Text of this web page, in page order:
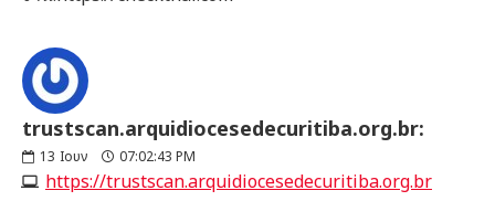
trustscan.arquidiocesedecuritiba.org.br:
13 Ιουν 07:02:43 PM
https://trustscan.arquidiocesedecuritiba.org.br